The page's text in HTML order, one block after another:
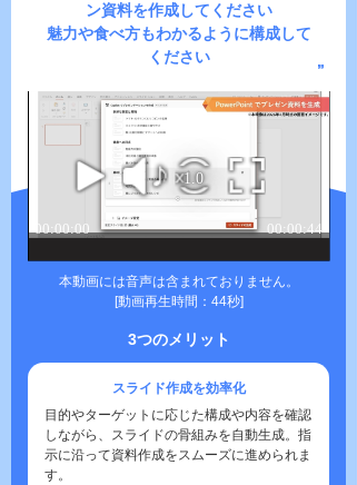
ン資料を作成してください
魅力や食べ方もわかるように構成して
ください
本動画には音声は含まれておりません。
[動画再生時間：44秒]
3つのメリット
スライド作成を効率化
目的やターゲットに応じた構成や内容を確認
しながら、スライドの骨組みを自動生成。指
示に沿って資料作成をスムーズに進められま
す。